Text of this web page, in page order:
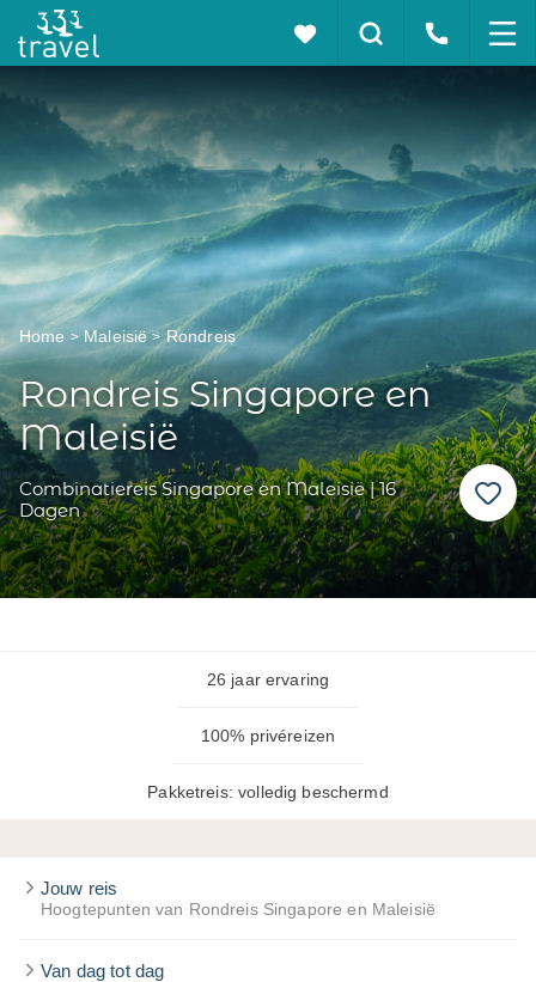
Home Maleisië Rondreis
Rondreis Singapore en
Maleisië
Combinatiereis Singapore en Maleisië | 16
Dagen
26 jaar ervaring
100% privéreizen
Pakketreis: volledig beschermd
Jouw reis
Hoogtepunten van Rondreis Singapore en Maleisië
Van dag tot dag